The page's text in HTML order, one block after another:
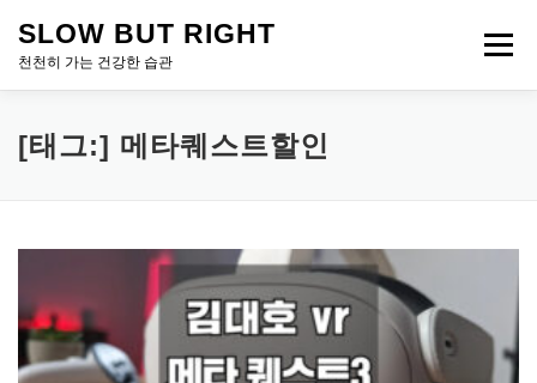
SLOW BUT RIGHT
천천히 가는 건강한 습관
메뉴
[태그:] 메타퀘스트할인